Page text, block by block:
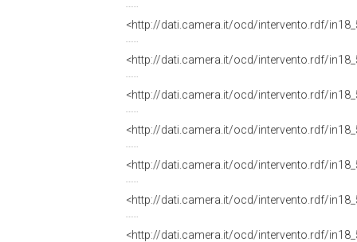
<http://dati.camera.it/ocd/intervento.rdf/
<http://dati.camera.it/ocd/intervento.rdf/
<http://dati.camera.it/ocd/intervento.rdf/
<http://dati.camera.it/ocd/intervento.rdf/
<http://dati.camera.it/ocd/intervento.rdf/
<http://dati.camera.it/ocd/intervento.rdf/
<http://dati.camera.it/ocd/intervento.rdf/